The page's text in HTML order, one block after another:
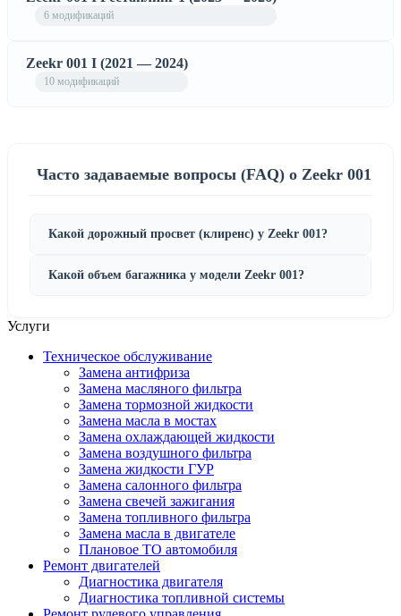
6 модификаций
Zeekr 001 I (2021 — 2024)
10 модификаций
Часто задаваемые вопросы (FAQ) о Zeekr 001
Какой дорожный просвет (клиренс) у Zeekr 001?
Какой объем багажника у модели Zeekr 001?
Услуги
Техническое обслуживание
Замена антифриза
Замена масляного фильтра
Замена тормозной жидкости
Замена масла в мостах
Замена охлаждающей жидкости
Замена воздушного фильтра
Замена жидкости ГУР
Замена салонного фильтра
Замена свечей зажигания
Замена топливного фильтра
Замена масла в двигателе
Плановое ТО автомобиля
Ремонт двигателей
Диагностика двигателя
Диагностика топливной системы